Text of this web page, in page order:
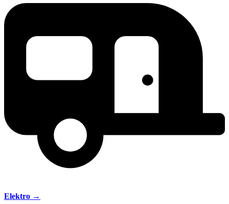
Elektro →